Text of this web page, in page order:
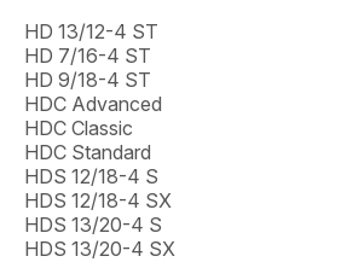
HD 13/12-4 ST
HD 7/16-4 ST
HD 9/18-4 ST
HDC Advanced
HDC Classic
HDC Standard
HDS 12/18-4 S
HDS 12/18-4 SX
HDS 13/20-4 S
HDS 13/20-4 SX